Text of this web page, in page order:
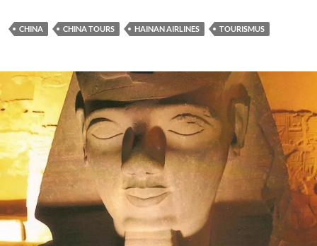
CHINA CHINA TOURS HAINAN AIRLINES TOURISMUS